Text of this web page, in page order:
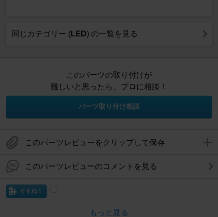
同じカテゴリー (LED) の一覧を見る
このパーツの取り付けが
難しいと思ったら、プロに相談！
パーツ取り付け相談
このパーツレビューをクリップして保存
このパーツレビューのコメントを見る
イイね！
もっと見る